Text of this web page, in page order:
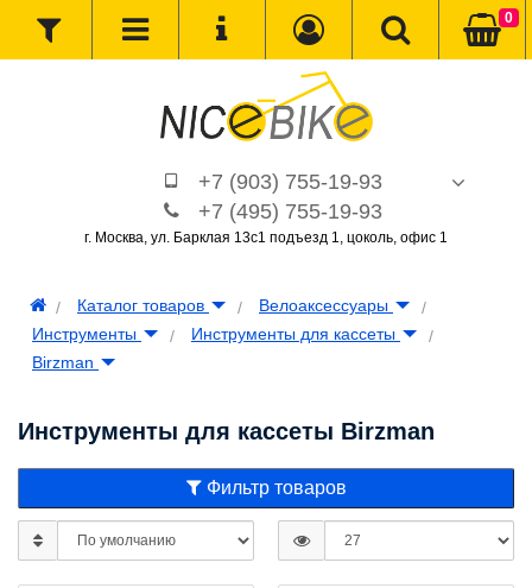
+7 (903) 755-19-93
+7 (495) 755-19-93
г. Москва, ул. Барклая 13с1 подъезд 1, цоколь, офис 1
0
Каталог товаров
Велоаксессуары
Инструменты
Инструменты для кассеты
Birzman
Инструменты для кассеты Birzman
Фильтр товаров